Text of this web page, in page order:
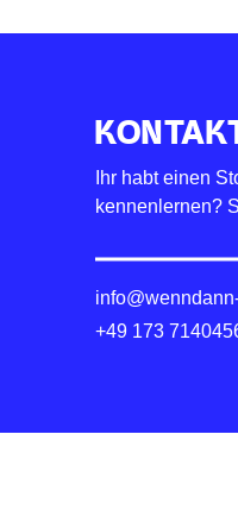
Ihr habt einen
kennenlernen?
+49 173